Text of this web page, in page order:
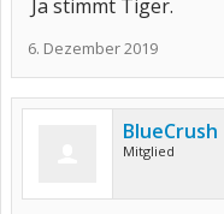
Ja stimmt Tiger.
6. Dezember 2019
BlueCrush
Mitglied